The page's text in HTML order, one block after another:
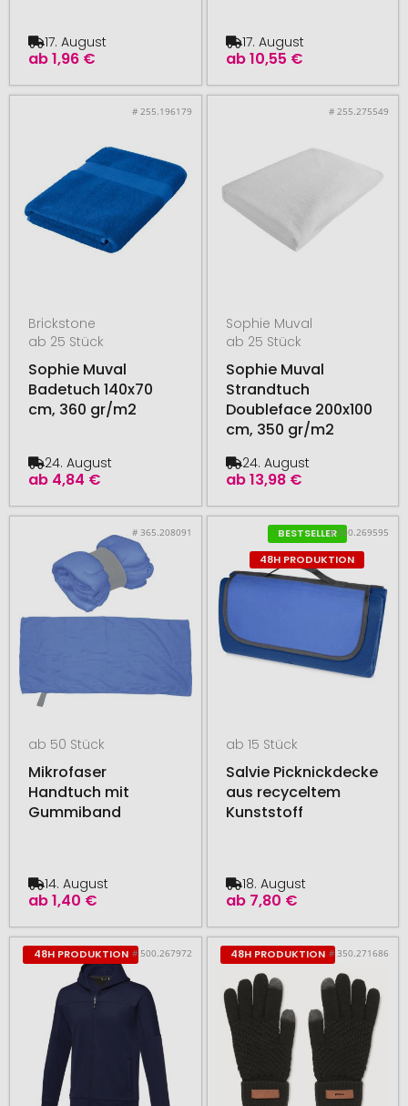
ab1,96 €
17. August
ab10,55 €
17. August
# 255.196179
Brickstone
ab 25 Stück
Sophie Muval
Badetuch 140x70
cm, 360 gr/m2
ab 4,84 €
24. August
# 255.275549
Sophie Muval
ab 25 Stück
Sophie Muval
Strandtuch
Doubleface 200x100
cm, 350 gr/m2
ab13,98 €
24. August
# 365.208091
ab 50 Stück
Mikrofaser
Handtuch mit
Gummiband
ab1,40 €
14. August
BESTSELLER
48H PRODUKTION
# 500.269595
ab 15 Stück
Salvie Picknickdecke
aus recyceltem
Kunststoff
ab 7,80 €
18. August
48H PRODUKTION # 500.267972 48H PRODUKTION # 350.271686